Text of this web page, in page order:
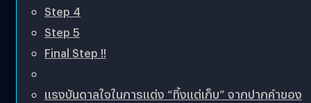
Step 4
Step 5
Final Step !!
แรงบันดาลใจในการแต่ง “ทิ้งแต่เก็บ” จากปากคำของ